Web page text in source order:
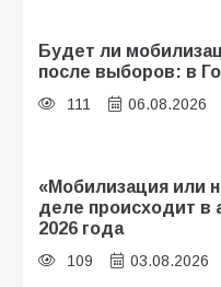
Будет ли
после выборов: в
111 06.08.2026
«Мобилизация или
деле происходит в
2026 года
109 03.08.2026